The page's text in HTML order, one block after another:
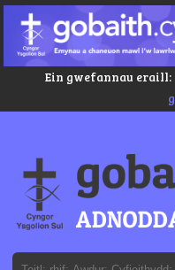
Ein gwefannau eraill: